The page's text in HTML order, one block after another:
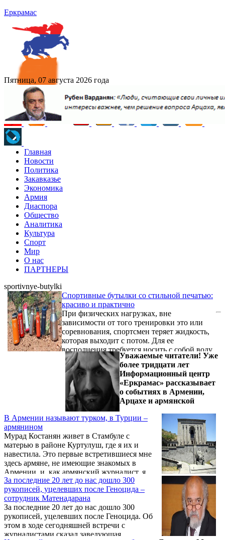
Еркрамас
Пятница, 07 августа 2026 года
Главная
Новости
Политика
Закавказье
Экономика
Армия
Диаспора
Общество
Аналитика
Культура
Спорт
Мир
О нас
ПАРТНЕРЫ
sportivnye-butylki
Спортивные бутылки со стильной печатью:
красиво и практично
При физических нагрузках, вне
зависимости от того тренировки это или
соревнования, спортсмен теряет жидкость,
которая выходит с потом. Для ее
восполнения требуется носить с собой воду.
Стильная печать на спортивных бутылках
для воды -
https://2557691.ru/posuda/sportivnyye-butylki/ -
даст возможность держать себя в форме.
Заметная всем бутылка может стать
символом фитнесс-клуба, и ее можно
вручать всем, кто приобрел пакет на
посещение клуба, либо самим
В Армении называют турком, в Турции –
армянином
Мурад Костанян живет в Стамбуле с
матерью в районе Куртулуш, где я их и
навестила. Это первые встретившиеся мне
здесь армяне, не имеющие знакомых в
Армении, и, как армянский журналист, я
тоже представляла для них интерес.
Несмотря на языковые и культурные
отличия, беседа с Мурадом и тетей Арусяк
длилась долго: я расспрашивала о местных
армянах, они – об Армении.
За последние 20 лет до нас дошло 300
рукописей, уцелевших после Геноцида –
сотрудник Матенадарана
За последние 20 лет до нас дошло 300
рукописей, уцелевших после Геноцида. Об
этом в ходе сегодняшней встречи с
журналистами сказал заведующая
Уважаемые читатели! Уже
более тридцати лет
Информационный центр
«Еркрамас» рассказывает
о событиях в Армении,
Арцахе и армянской